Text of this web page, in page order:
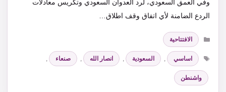
وفي العمق السعودي، لرد العدوان السعودي وتكريس معادلات
الردع الضامنة لأي اتفاق وقف اطلاق…
التصنيفات
الافتتاحية
الوسوم
اساسي , السعودية , انصار الله , صنعاء ,
واشنطن